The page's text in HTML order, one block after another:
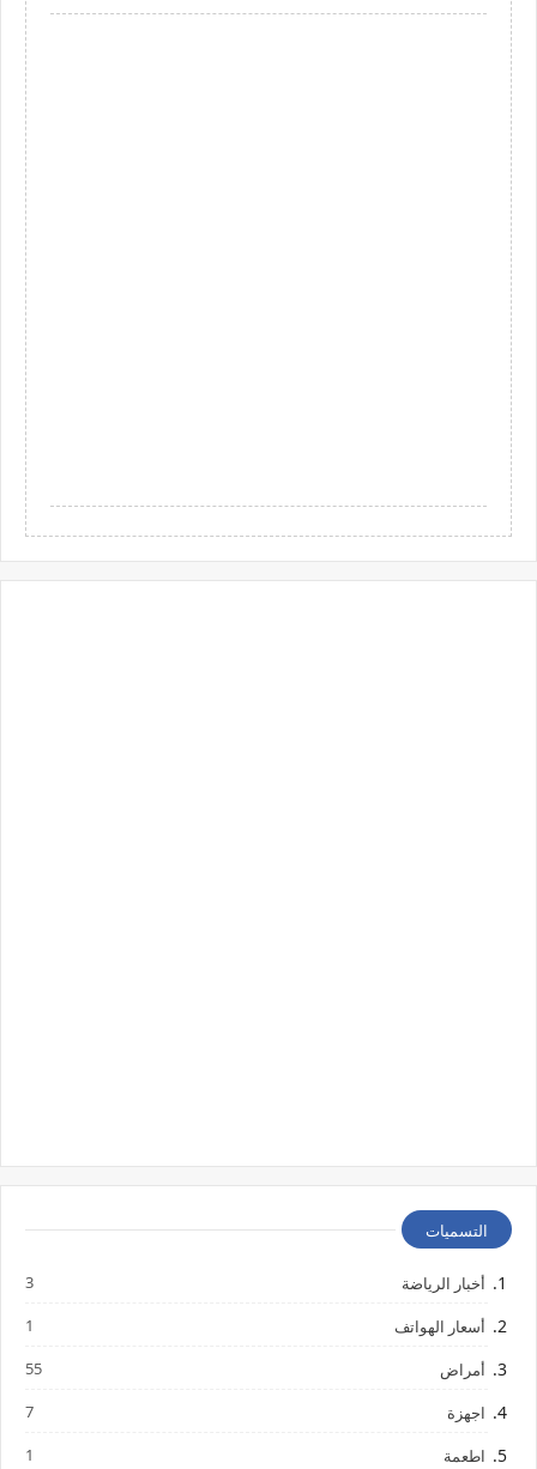
التسميات
أخبار الرياضة 3
أسعار الهواتف 1
أمراض 55
اجهزة 7
اطعمة 1